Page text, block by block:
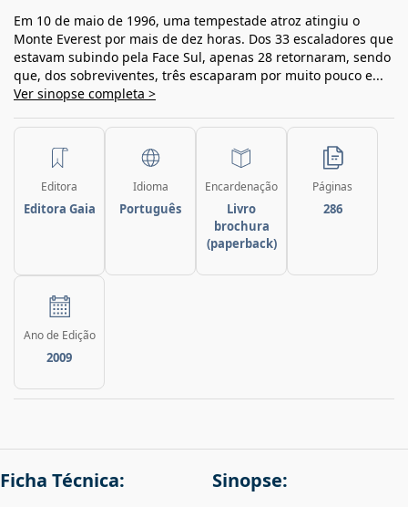
Em 10 de maio de 1996, uma tempestade atroz atingiu o
Monte Everest por mais de dez horas. Dos 33 escaladores que
estavam subindo pela Face Sul, apenas 28 retornaram, sendo
que, dos sobreviventes, três escaparam por muito pouco e...
Ver sinopse completa >
Editora
Editora Gaia
Idioma
Português
Encardenação
Livro
brochura
(paperback)
Páginas
286
Ano de Edição
2009
Ficha Técnica: Sinopse: